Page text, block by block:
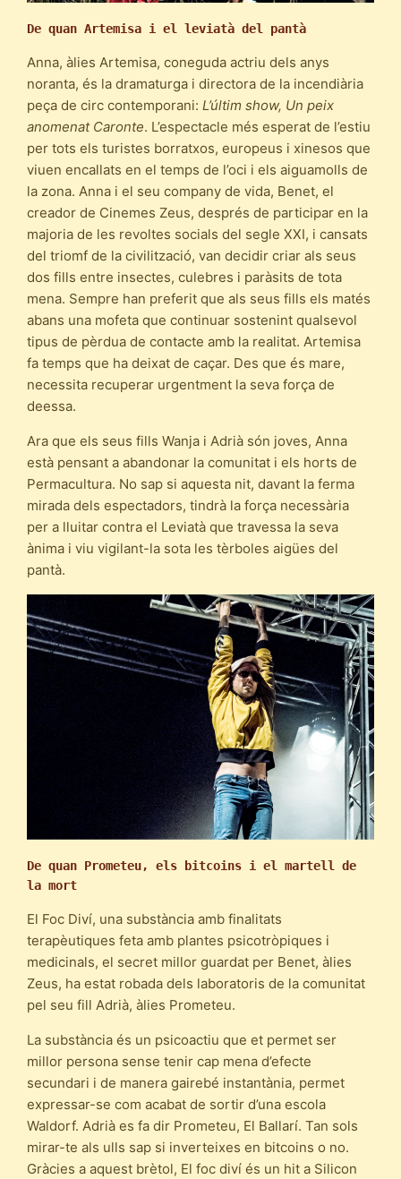
De quan Artemisa i el leviatà del pantà
Anna, àlies Artemisa, coneguda actriu dels anys
noranta, és la dramaturga i directora de la incendiària
peça de circ contemporani:L’últim show, Un peix
anomenat Caronte. L’espectacle més esperat de l’estiu
per tots els turistes borratxos, europeus i xinesos que
viuen encallats en el temps de l’oci i els aiguamolls de
la zona. Anna i el seu company de vida, Benet, el
creador de Cinemes Zeus, després de participar en la
majoria de les revoltes socials del segle XXI, i cansats
del triomf de la civilització, van decidir criar als seus
dos fills entre insectes, culebres i paràsits de tota
mena. Sempre han preferit que als seus fills els matés
abans una mofeta que continuar sostenint qualsevol
tipus de pèrdua de contacte amb la realitat. Artemisa
fa temps que ha deixat de caçar. Des que és mare,
necessita recuperar urgentment la seva força de
deessa.
Ara que els seus fills Wanja i Adrià són joves, Anna
està pensant a abandonar la comunitat i els horts de
Permacultura. No sap si aquesta nit, davant la ferma
mirada dels espectadors, tindrà la força necessària
per a lluitar contra el Leviatà que travessa la seva
ànima i viu vigilant-la sota les tèrboles aigües del
pantà.
De quan Prometeu, els bitcoins i el martell de
la mort
El Foc Diví, una substància amb finalitats
terapèutiques feta amb plantes psicotròpiques i
medicinals, el secret millor guardat per Benet, àlies
Zeus, ha estat robada dels laboratoris de la comunitat
pel seu fill Adrià, àlies Prometeu.
La substància és un psicoactiu que et permet ser
millor persona sense tenir cap mena d’efecte
secundari i de manera gairebé instantània, permet
expressar-se com acabat de sortir d’una escola
Waldorf. Adrià es fa dir Prometeu, El Ballarí. Tan sols
mirar-te als ulls sap si inverteixes en bitcoins o no.
Gràcies a aquest brètol, El foc diví és un hit a Silicon